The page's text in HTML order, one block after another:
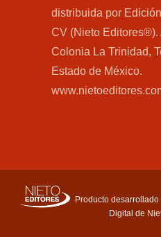
distribuida por
CV (Nieto Editores®).
Colonia La Trinidad,
Estado de México.
Producto
Digital de